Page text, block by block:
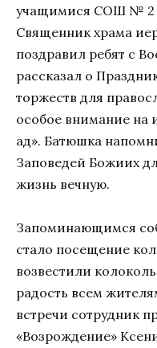
учащимися СОШ № 2
Священник храма
поздравил ребят с
рассказал о
торжеств для
особое внимание на
ад». Батюшка
Заповедей Божиих
жизнь вечную.
Запоминающимся
стало посещение
возвестили
радость всем
встречи сотрудник
«Возрождение»